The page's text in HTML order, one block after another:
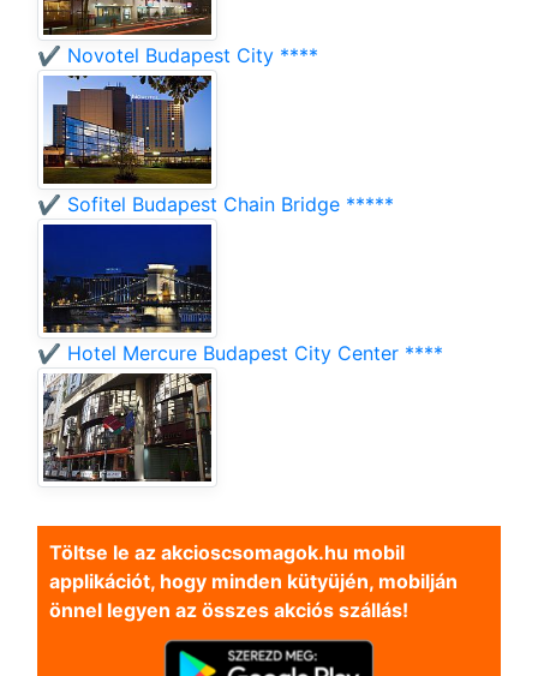
✔️ Novotel Budapest City ****
✔️ Sofitel Budapest Chain Bridge *****
✔️ Hotel Mercure Budapest City Center ****
Töltse le az akcioscsomagok.hu mobil
applikációt, hogy minden kütyüjén, mobilján
önnel legyen az összes akciós szállás!